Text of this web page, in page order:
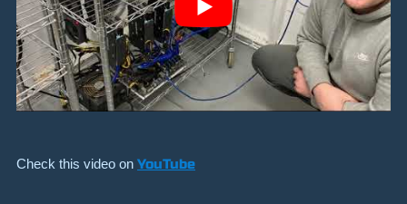
Check this video on YouTube